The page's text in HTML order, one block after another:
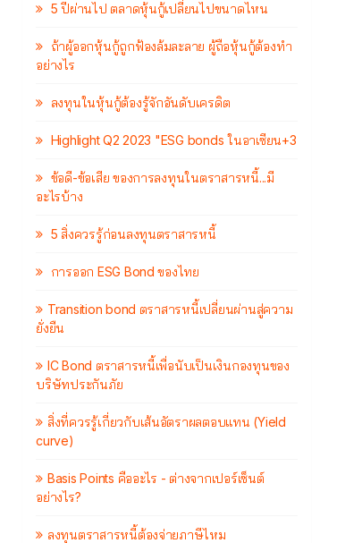
5 ปีผ่านไป ตลาดหุ้นกู้เปลี่ยนไปขนาดไหน
ถ้าผู้ออกหุ้นกู้ถูกฟ้องล้มละลาย ผู้ถือหุ้นกู้ต้องทำ
อย่างไร
ลงทุนในหุ้นกู้ต้องรู้จักอันดับเครดิต
Highlight Q2 2023 "ESG bonds ในอาเซียน+3
ข้อดี-ข้อเสีย ของการลงทุนในตราสารหนี้...มี
อะไรบ้าง
5 สิ่งควรรู้ก่อนลงทุนตราสารหนี้
การออก ESG Bond ของไทย
Transition bond ตราสารหนี้เปลี่ยนผ่านสู่ความ
ยั่งยืน
IC Bond ตราสารหนี้เพื่อนับเป็นเงินกองทุนของ
บริษัทประกันภัย
สิ่งที่ควรรู้เกี่ยวกับเส้นอัตราผลตอบแทน (Yield
curve)
Basis Points คืออะไร - ต่างจากเปอร์เซ็นต์
อย่างไร?
ลงทุนตราสารหนี้ต้องจ่ายภาษีไหม